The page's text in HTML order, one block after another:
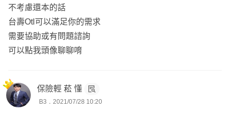
不考慮還本的話
台壽Otl可以滿足你的需求
需要協助或有問題諮詢
可以點我頭像聊聊唷
保險輕 菘 懂
B3．2021/07/28 10:20